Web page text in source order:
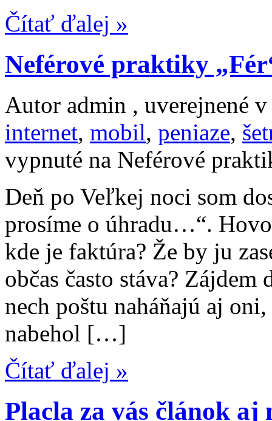
Čítať ďalej »
Neférové praktiky
Autor admin , uverejnené
internet, mobil, peniaze,
vypnuté na Neférové
Deň po Veľkej noci som
prosíme o úhradu…“.
kde je faktúra? Že by ju
občas často stáva?
nech poštu naháňajú aj
nabehol […]
Čítať ďalej »
Placla za vás článok aj